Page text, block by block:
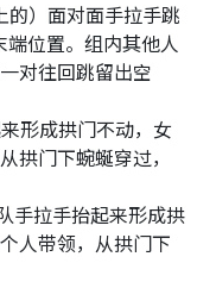
）面对面手拉手跳
端位置。组内其他人
对往回跳留出空
形成拱门不动，女
拱门下蜿蜒穿过，
手拉手抬起来形成拱
人带领，从拱门下